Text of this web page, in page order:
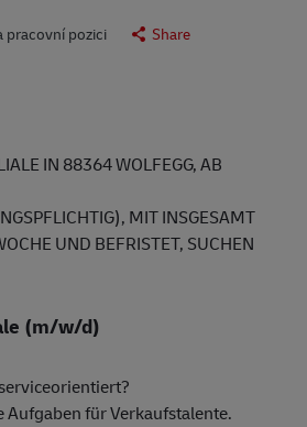
pracovní pozici Share
IN 88364 WOLFEGG, AB
MIT INSGESAMT
UND BEFRISTET, SUCHEN
(m/w/d)
Aufgaben für Verkaufstalente.